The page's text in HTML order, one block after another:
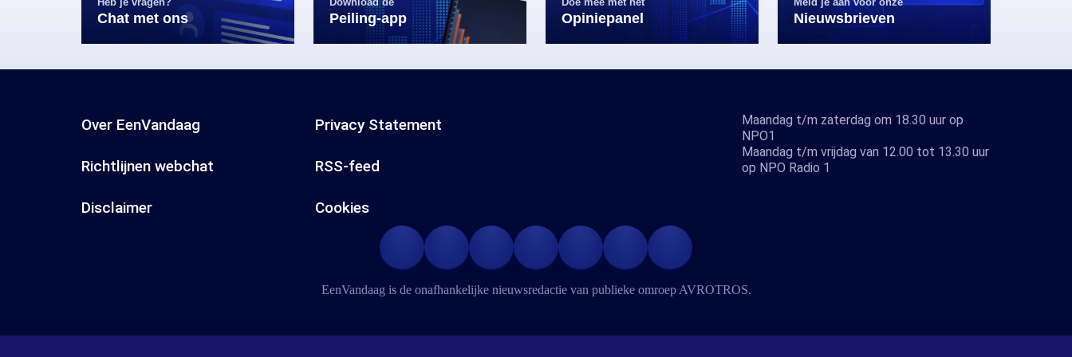
Chat met ons Peiling-app Opiniepanel Nieuwsbrieven
Over EenVandaag Privacy Statement
Richtlijnen webchat RSS-feed
Disclaimer Cookies
Maandag t/m zaterdag om 18.30 uur op
NPO1
Maandag t/m vrijdag van 12.00 tot 13.30 uur
op NPO Radio 1
EenVandaag is de onafhankelijke nieuwsredactie van publieke omroep AVROTROS.